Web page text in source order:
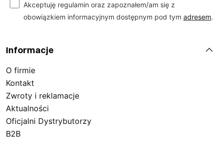
Akceptuję regulamin oraz zapoznałem/am się z
obowiązkiem informacyjnym dostępnym pod tym adresem.
Informacje
O firmie
Kontakt
Zwroty i reklamacje
Aktualności
Oficjalni Dystrybutorzy
B2B